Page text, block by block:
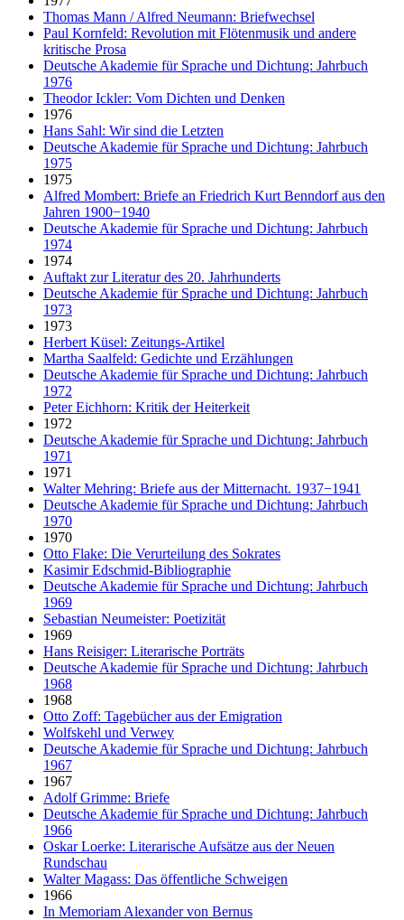
Thomas Mann / Alfred Neumann: Briefwechsel
Paul Kornfeld: Revolution mit Flötenmusik und andere
kritische Prosa
Deutsche Akademie für Sprache und Dichtung: Jahrbuch
1976
Theodor Ickler: Vom Dichten und Denken
1976
Hans Sahl: Wir sind die Letzten
Deutsche Akademie für Sprache und Dichtung: Jahrbuch
1975
1975
Alfred Mombert: Briefe an Friedrich Kurt Benndorf aus den
Jahren 1900−1940
Deutsche Akademie für Sprache und Dichtung: Jahrbuch
1974
1974
Auftakt zur Literatur des 20. Jahrhunderts
Deutsche Akademie für Sprache und Dichtung: Jahrbuch
1973
1973
Herbert Küsel: Zeitungs-Artikel
Martha Saalfeld: Gedichte und Erzählungen
Deutsche Akademie für Sprache und Dichtung: Jahrbuch
1972
Peter Eichhorn: Kritik der Heiterkeit
1972
Deutsche Akademie für Sprache und Dichtung: Jahrbuch
1971
1971
Walter Mehring: Briefe aus der Mitternacht. 1937−1941
Deutsche Akademie für Sprache und Dichtung: Jahrbuch
1970
1970
Otto Flake: Die Verurteilung des Sokrates
Kasimir Edschmid-Bibliographie
Deutsche Akademie für Sprache und Dichtung: Jahrbuch
1969
Sebastian Neumeister: Poetizität
1969
Hans Reisiger: Literarische Porträts
Deutsche Akademie für Sprache und Dichtung: Jahrbuch
1968
1968
Otto Zoff: Tagebücher aus der Emigration
Wolfskehl und Verwey
Deutsche Akademie für Sprache und Dichtung: Jahrbuch
1967
1967
Adolf Grimme: Briefe
Deutsche Akademie für Sprache und Dichtung: Jahrbuch
1966
Oskar Loerke: Literarische Aufsätze aus der Neuen
Rundschau
Walter Magass: Das öffentliche Schweigen
1966
In Memoriam Alexander von Bernus